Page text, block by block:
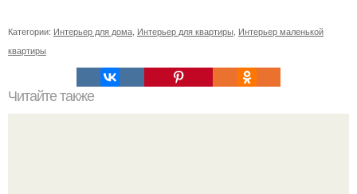
Категории: Интерьер для дома Интерьер для квартиры Интерьер маленькой
квартиры
Читайте также